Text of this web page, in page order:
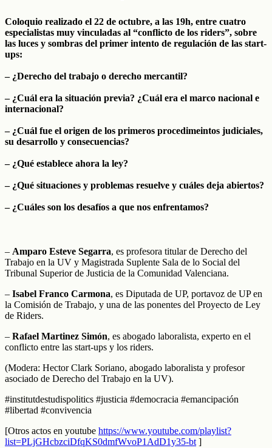
Coloquio realizado el 22 de octubre, a las 19h, entre cuatro
especialistas muy vinculadas al “conflicto de los riders”, sobre
las luces y sombras del primer intento de regulación de las start-
ups:
– ¿Derecho del trabajo o derecho mercantil?
– ¿Cuál era la situación previa? ¿Cuál era el marco nacional e
internacional?
– ¿Cuál fue el origen de los primeros procedimeintos judiciales,
su desarrollo y consecuencias?
– ¿Qué establece ahora la ley?
– ¿Qué situaciones y problemas resuelve y cuáles deja abiertos?
– ¿Cuáles son los desafíos a que nos enfrentamos?
– Amparo Esteve Segarra, es profesora titular de Derecho del
Trabajo en la UV y Magistrada Suplente Sala de lo Social del
Tribunal Superior de Justicia de la Comunidad Valenciana.
– Isabel Franco Carmona, es Diputada de UP, portavoz de UP en
la Comisión de Trabajo, y una de las ponentes del Proyecto de Ley
de Riders.
– Rafael Martinez Simón, es abogado laboralista, experto en el
conflicto entre las start-ups y los riders.
(Modera: Hector Clark Soriano, abogado laboralista y profesor
asociado de Derecho del Trabajo en la UV).
#institutdestudispolitics #justicia #democracia #emancipación
#libertad #convivencia
[Otros actos en youtube https://www.youtube.com/playlist?
list=PLjGHcbzciDfqKS0dmfWvoP1AdD1y35-bt ]